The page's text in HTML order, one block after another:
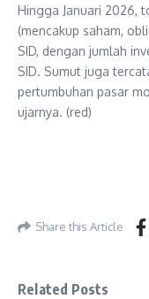
Hingga Januari 2026,
(mencakup saham,
SID, dengan jumlah
SID. Sumut juga
pertumbuhan pasar
ujarnya. (red)
Share this Article
Related Posts